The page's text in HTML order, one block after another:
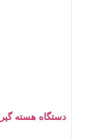
دستگاه هسته گیر